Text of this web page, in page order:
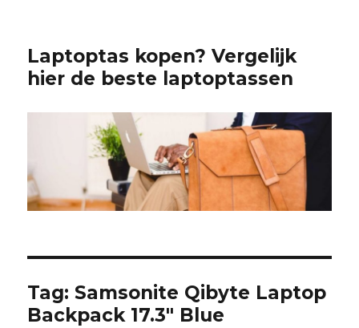
Laptoptas kopen? Vergelijk
hier de beste laptoptassen
Tag: Samsonite Qibyte Laptop
Backpack 17.3″ Blue